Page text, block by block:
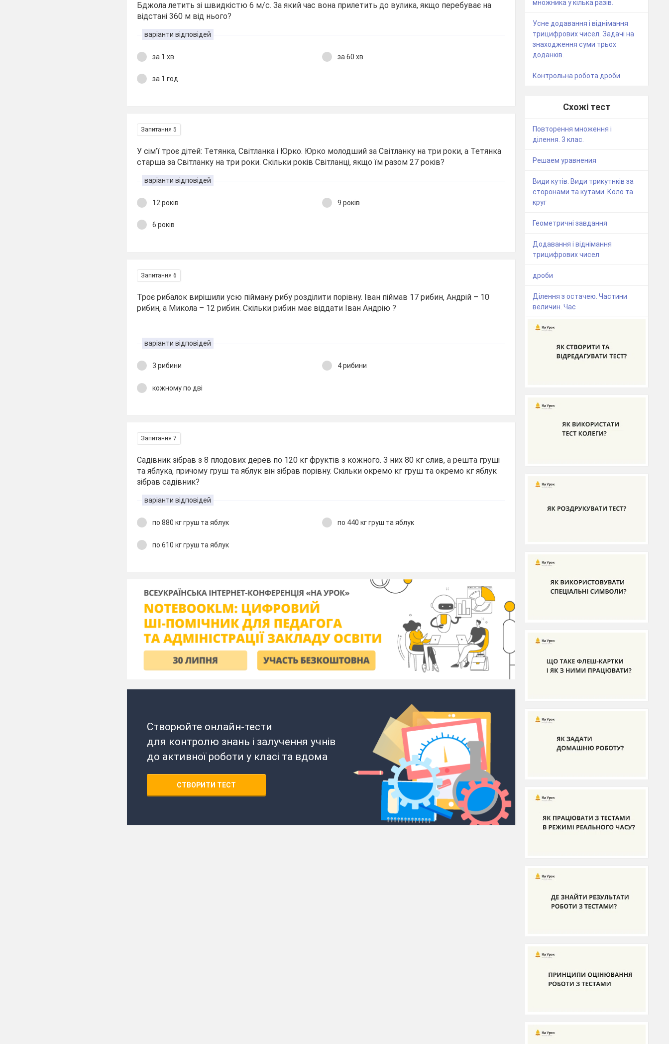
Бджола летить зі швидкістю 6 м/с. За який час вона прилетить до вулика, якщо перебуває на
відстані 360 м від нього?
варіанти відповідей
за 1 хв за 60 хв
за 1 год
Запитання 5
У сім’ї троє дітей: Тетянка, Світланка і Юрко. Юрко молодший за Світланку на три роки, а Тетянка
старша за Світланку на три роки. Скільки років Світланці, якщо їм разом 27 років?
варіанти відповідей
12 років 9 років
6 років
Запитання 6
Троє рибалок вирішили усю пійману рибу розділити порівну. Іван піймав 17 рибин, Андрій – 10
рибин, а Микола – 12 рибин. Скільки рибин має віддати Іван Андрію ?
варіанти відповідей
3 рибини 4 рибини
кожному по дві
Запитання 7
Садівник зібрав з 8 плодових дерев по 120 кг фруктів з кожного. З них 80 кг слив, а решта груші
та яблука, причому груш та яблук він зібрав порівну. Скільки окремо кг груш та окремо кг яблук
зібрав садівник?
варіанти відповідей
по 880 кг груш та яблук по 440 кг груш та яблук
по 610 кг груш та яблук
Створюйте онлайн-тести
для контролю знань і залучення учнів
до активної роботи у класі та вдома
СТВОРИТИ ТЕСТ
множника у кілька разів.
Усне додавання і віднімання
трицифрових чисел. Задачі на
знаходження суми трьох
доданків.
Контрольна робота дроби
Схожі тест
Повторення множення і
ділення. 3 клас.
Решаем уравнения
Види кутів. Види трикутнків за
сторонами та кутами. Коло та
круг
Геометричні завдання
Додавання і віднімання
трицифрових чисел
дроби
Ділення з остачею. Частини
величин. Час